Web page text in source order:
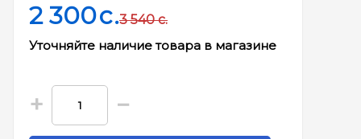
2 300c.
Уточняйте наличие товара в магазине
3 540 c.
+ −